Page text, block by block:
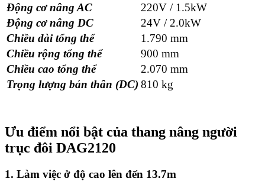
Động cơ nâng AC
220V / 1.5kW
Động cơ nâng DC
24V / 2.0kW
Chiều dài tổng thể
1.790 mm
Chiều rộng tổng thể
900 mm
Chiều cao tổng thể
2.070 mm
Trọng lượng bản thân (DC) 810 kg
Ưu điểm nổi bật của thang nâng người
trục đôi DAG2120
1. Làm việc ở độ cao lên đến 13.7m